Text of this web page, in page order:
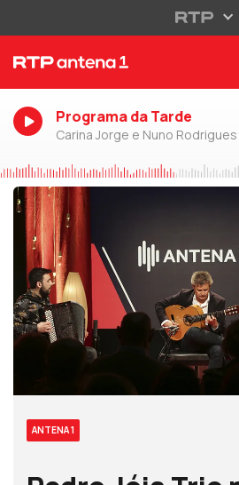
Programa da Tarde
Carina Jorge e Nuno Rodrigues
ANTENA 1